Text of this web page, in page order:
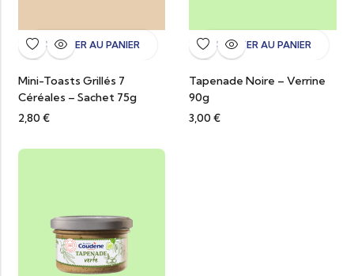
AJOUTER AU PANIER
Mini-Toasts Grillés 7
Céréales – Sachet 75g
2,80 €
AJOUTER AU PANIER
Tapenade Noire – Verrine
90g
3,00 €